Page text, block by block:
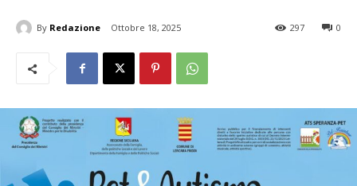
By Redazione Ottobre 18, 2025 0
297